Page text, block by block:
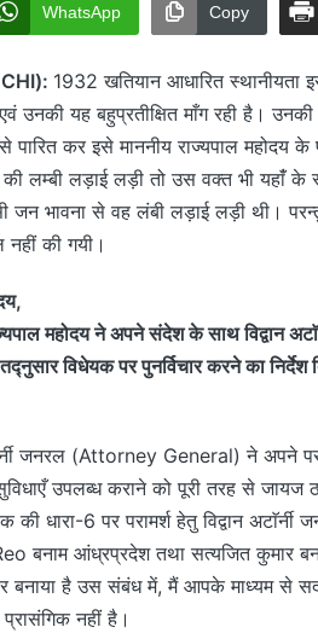
WhatsApp Copy
1932 खतियान आधारित स्थानीयता
उनकी यह बहुप्रतीक्षित माँग रही है।
पारित कर इसे माननीय राज्यपाल महोदय
लम्बी लड़ाई लड़ी तो उस वक्त भी यहाँं के
जन भावना से वह लंबी लड़ाई लड़ी थी।
की गयी।
महोदय ने अपने संदेश के साथ विद्वान
विधेयक पर पुनर्विचार करने का निर्देश
जनरल (Attorney General) ने अपने
उपलब्ध कराने को पूरी तरह से जायज
की धारा-6 पर परामर्श हेतु विद्वान
बनाम आंध्रप्रदेश तथा सत्यजित कुमार
बनाया है उस संबंध में, मैं आपके माध्यम से
प्रासंगिक नहीं है।